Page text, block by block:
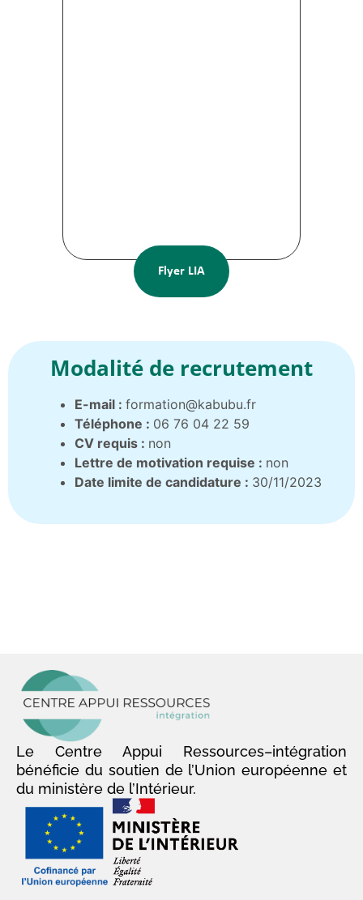
Flyer LIA
Modalité de recrutement
E-mail : formation@kabubu.fr
Téléphone : 06 76 04 22 59
CV requis : non
Lettre de motivation requise : non
Date limite de candidature : 30/11/2023
Le Centre Appui Ressources–intégration
bénéficie du soutien de l’Union européenne et
du ministère de l’Intérieur.